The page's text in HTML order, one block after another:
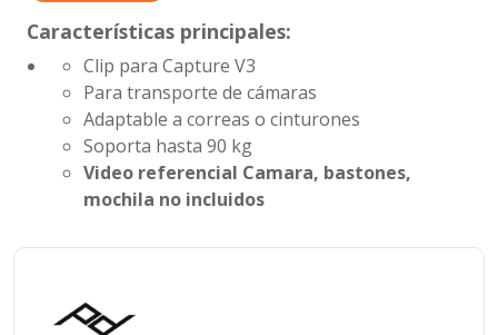
Características principales:
Clip para Capture V3
Para transporte de cámaras
Adaptable a correas o cinturones
Soporta hasta 90 kg
Video referencial Camara, bastones,
mochila no incluidos